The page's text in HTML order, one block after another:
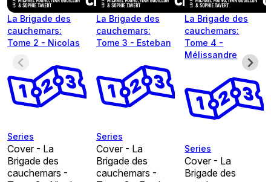
La Brigade des
cauchemars:
Tome 2 - Nicolas
Series
Cover - La
Brigade des
cauchemars -
La Brigade des
cauchemars:
Tome 3 - Esteban
Series
Cover - La
Brigade des
cauchemars -
La Brigade des
cauchemars:
Tome 4 -
Mélissandre
Series
Cover - La
Brigade des